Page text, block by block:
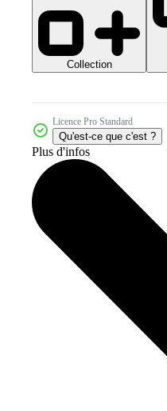
Collection
Licence Pro Standard
Qu'est-ce que c'est ?
Plus d'infos